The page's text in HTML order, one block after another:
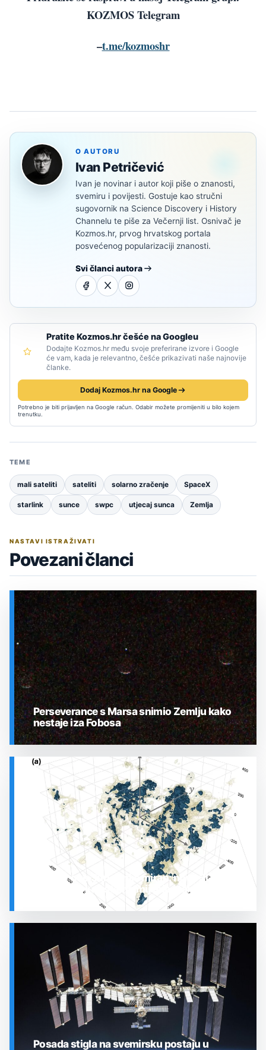
KOZMOS Telegram
–t.me/kozmoshr
O AUTORU
Ivan Petričević
Ivan je novinar i autor koji piše o znanosti,
svemiru i povijesti. Gostuje kao stručni
sugovornik na Science Discovery i History
Channelu te piše za Večernji list. Osnivač je
Kozmos.hr, prvog hrvatskog portala
posvećenog popularizaciji znanosti.
Svi članci autora
Pratite Kozmos.hr češće na Googleu
Dodajte Kozmos.hr među svoje preferirane izvore i Google
će vam, kada je relevantno, češće prikazivati naše najnovije
članke.
Dodaj Kozmos.hr na Google
Potrebno je biti prijavljen na Google račun. Odabir možete promijeniti u bilo kojem
trenutku.
TEME
mali sateliti sateliti solarno zračenje SpaceX
starlink sunce swpc utjecaj sunca Zemlja
NASTAVI ISTRAŽIVATI
Povezani članci
SVEMIR
Perseverance s Marsa snimio Zemlju kako
nestaje iza Fobosa
Prostor oko Sunca nije miran: nova 3D karta
otkrila plin koji stalno mijenja stanje
Posada stigla na svemirsku postaju u